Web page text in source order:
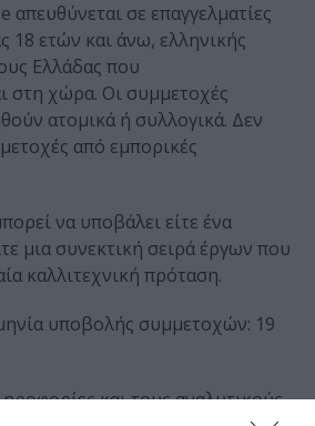
σε επαγγελματίες
18 ετών και άνω, ελληνικής
Ελλάδας που
στη χώρα. Οι συμμετοχές
ατομικά ή συλλογικά. Δεν
από εμπορικές
να υποβάλει είτε ένα
μια συνεκτική σειρά έργων που
καλλιτεχνική πρόταση.
υποβολής συμμετοχών: 19
και τους αναλυτικούς